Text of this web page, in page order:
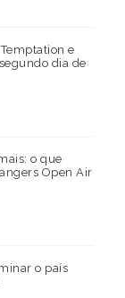
e
dia de
o que
Open Air
o país